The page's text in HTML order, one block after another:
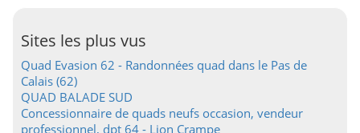
Sites les plus vus
Quad Evasion 62 - Randonnées quad dans le Pas de
Calais (62)
QUAD BALADE SUD
Concessionnaire de quads neufs occasion, vendeur
professionnel, dpt 64 - Lion Crampe